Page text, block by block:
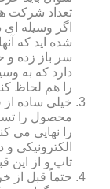
تعداد شرکت
اگر وسیله
شده اید که
سر باز زده و
دارد که به
را هم لحاظ
خیلی ساده
محصول را
را نهایی می
الکترونیکی
تاپ و از این
حتماً قبل از